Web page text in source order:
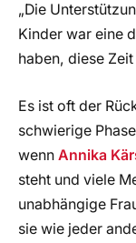
„Die
Kinder war eine
haben, diese
Es ist oft der
schwierige
wenn Annika
steht und viele
unabhängige
sie wie jeder